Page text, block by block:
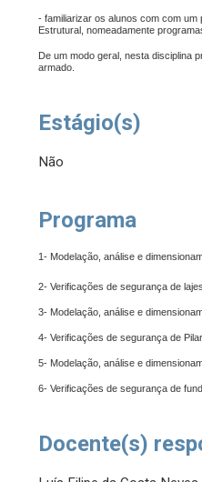
- familiarizar os alunos com com
Estrutural, nomeadamente
De um modo geral, nesta disciplina
armado.
Estágio(s)
Não
Programa
1- Modelação, análise e
2- Verificações de segurança de
3- Modelação, análise e
4- Verificações de segurança de
5- Modelação, análise e
6- Verificações de segurança de
Docente(s)